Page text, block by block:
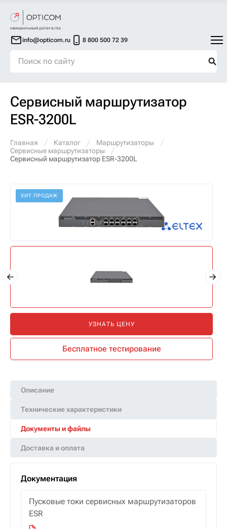
info@opticom.ru 8 800 500 72 39
Сервисный маршрутизатор
ESR-3200L
Главная Каталог
Маршрутизаторы
Сервисные маршрутизаторы
Сервисный маршрутизатор ESR-3200L
ХИТ ПРОДАЖ
УЗНАТЬ ЦЕНУ
Бесплатное тестирование
Описание
Технические характеристики
Документы и файлы
Доставка и оплата
Документация
Пусковые токи сервисных маршрутизаторов
ESR